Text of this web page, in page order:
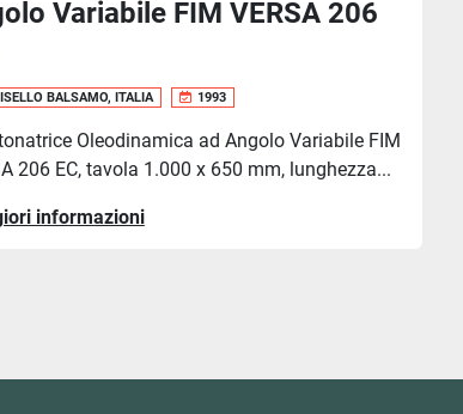
GERVER
Scantonatrice Manuale SERAFINI GERVER
di basamento, macchina usata in ottimo
dispo...
Maggiori informazioni